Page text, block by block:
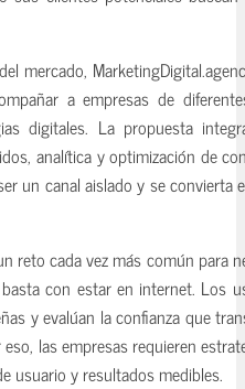
mercado,
a empresas de
digitales. La propuesta
analítica y optimización de
un canal aislado y se convierta
reto cada vez más común para
con estar en internet. Los
y evalúan la confianza que
las empresas requieren
usuario y resultados medibles.